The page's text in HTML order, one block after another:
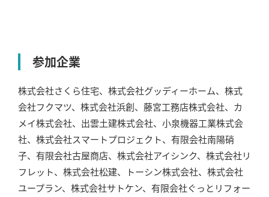
参加企業
株式会社さくら住宅、株式会社グッディーホーム、株式
会社フクマツ、株式会社浜創、藤宮工務店株式会社、カ
メイ株式会社、出雲土建株式会社、小泉機器工業株式会
社、株式会社スマートプロジェクト、有限会社南陽硝
子、有限会社古屋商店、株式会社アイシンク、株式会社リ
フレット、株式会社松建、トーシン株式会社、株式会社
ユープラン、株式会社サトケン、有限会社ぐっとリフォー